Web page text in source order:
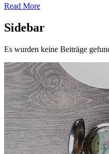
Read More
Sidebar
Es wurden keine Beiträge